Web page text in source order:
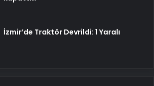
İzmir’de Traktör Devrildi: 1 Yaralı